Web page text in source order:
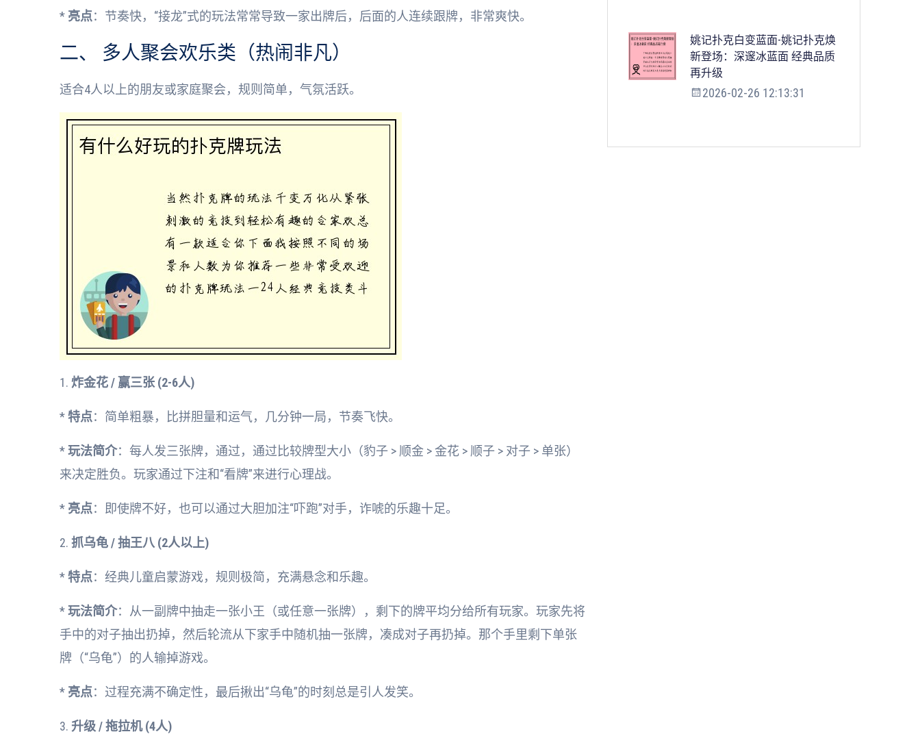
* 亮点：节奏快，“接龙”式的玩法常常导致一家出牌后，后面的人连续跟牌，非常爽快。
二、 多人聚会欢乐类（热闹非凡）
适合4人以上的朋友或家庭聚会，规则简单，气氛活跃。
1. 炸金花 / 赢三张 (2-6人)
*特点：简单粗暴，比拼胆量和运气，几分钟一局，节奏飞快。
*玩法简介：每人发三张牌，通过，通过比较牌型大小（豹子 > 顺金 > 金花 > 顺子 > 对子 > 单张）
来决定胜负。玩家通过下注和“看牌”来进行心理战。
* 亮点：即使牌不好，也可以通过大胆加注“吓跑”对手，诈唬的乐趣十足。
2. 抓乌龟 / 抽王八 (2人以上)
*特点：经典儿童启蒙游戏，规则极简，充满悬念和乐趣。
*玩法简介：从一副牌中抽走一张小王（或任意一张牌），剩下的牌平均分给所有玩家。玩家先将
手中的对子抽出扔掉，然后轮流从下家手中随机抽一张牌，凑成对子再扔掉。那个手里剩下单张
牌（“乌龟”）的人输掉游戏。
* 亮点：过程充满不确定性，最后揪出“乌龟”的时刻总是引人发笑。
3. 升级 / 拖拉机 (4人)
姚记扑克白变蓝面-姚记扑克焕
新登场：深邃冰蓝面 经典品质
再升级
2026-02-26 12:13:31